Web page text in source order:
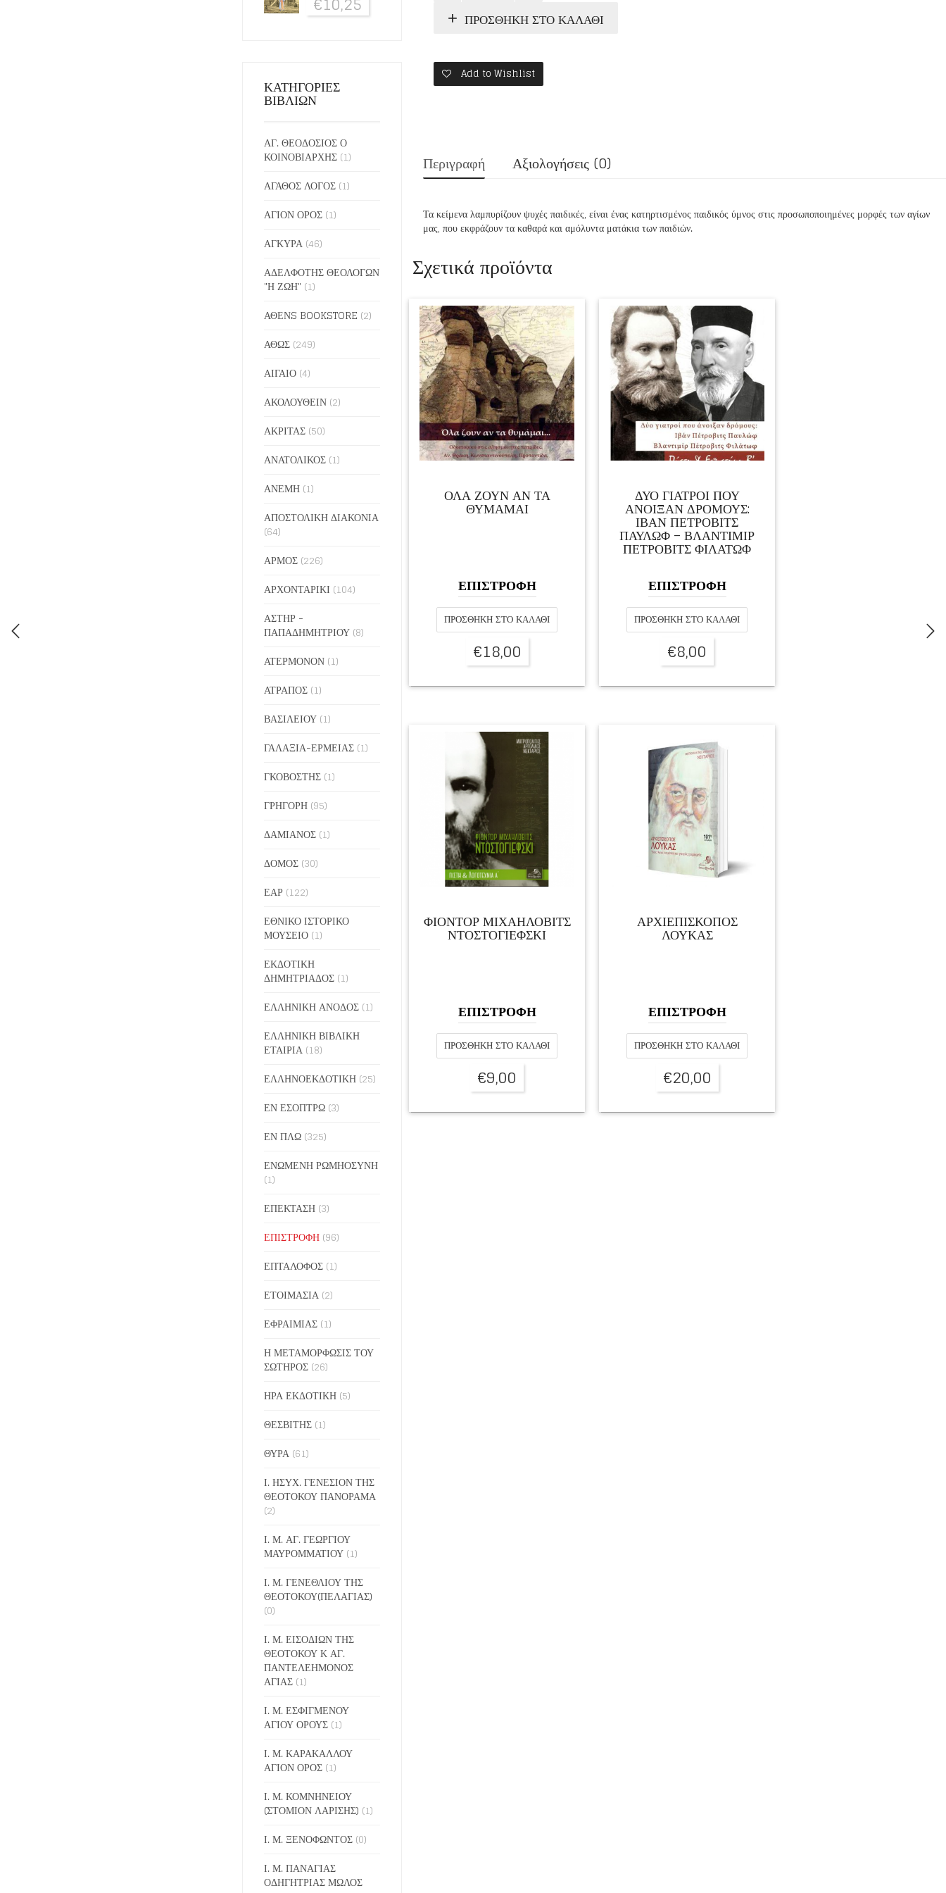
ΠΡΟΣΘΉΚΗ ΣΤΟ ΚΑΛΆΘΙ
Add to Wishlist
Περιγραφή Αξιολογήσεις (0)
Τα κείμενα λαμπυρίζουν ψυχές παιδικές, είναι ένας κατηρτισμένος παιδικός ύμνος στις προσωποποιημένες μορφές των αγίων
μας, που εκφράζουν τα καθαρά και αμόλυντα ματάκια των παιδιών.
Σχετικά προϊόντα
ΟΛΑ ΖΟΥΝ ΑΝ ΤΑ
ΘΥΜΑΜΑΙ
ΕΠΙΣΤΡΟΦΗ
ΠΡΟΣΘΉΚΗ ΣΤΟ ΚΑΛΆΘΙ
€18,00
ΔΥΟ ΓΙΑΤΡΟΙ ΠΟΥ
ΑΝΟΙΞΑΝ ΔΡΟΜΟΥΣ:
ΙΒΆΝ ΠΈΤΡΟΒΙΤΣ
ΠΑΥΛΏΦ – ΒΛΑΝΤΙΜΊΡ
ΠΈΤΡΟΒΙΤΣ ΦΙΛΆΤΩΦ
ΕΠΙΣΤΡΟΦΗ
ΠΡΟΣΘΉΚΗ ΣΤΟ ΚΑΛΆΘΙ
€8,00
ΦΙΟΝΤΟΡ ΜΙΧΑΗΛΟΒΙΤΣ
ΝΤΟΣΤΟΓΙΕΦΣΚΙ
ΕΠΙΣΤΡΟΦΗ
ΠΡΟΣΘΉΚΗ ΣΤΟ ΚΑΛΆΘΙ
€9,00
ΑΡΧΙΕΠΙΣΚΟΠΟΣ
ΛΟΥΚΑΣ
ΕΠΙΣΤΡΟΦΗ
ΠΡΟΣΘΉΚΗ ΣΤΟ ΚΑΛΆΘΙ
€20,00
ΚΑΤΗΓΟΡΙΕΣ
ΒΙΒΛΙΩΝ
ΑΓ. ΘΕΟΔΟΣΙΟΣ Ο
ΚΟΙΝΟΒΙΑΡΧΗΣ (1)
ΑΓΑΘΟΣ ΛΟΓΟΣ (1)
ΑΓΙΟΝ ΟΡΟΣ (1)
ΑΓΚΥΡΑ (46)
ΑΔΕΛΦΟΤΗΣ ΘΕΟΛΟΓΩΝ
"Η ΖΩΗ" (1)
ΑΘΕΝS BOOKSTORE (2)
ΑΘΩΣ (249)
ΑΙΓΑΙΟ (4)
ΑΚΟΛΟΥΘΕΙΝ (2)
ΑΚΡΙΤΑΣ (50)
ΑΝΑΤΟΛΙΚΟΣ (1)
ΑΝΕΜΗ (1)
ΑΠΟΣΤΟΛΙΚΗ ΔΙΑΚΟΝΙΑ
(64)
ΑΡΜΟΣ (226)
ΑΡΧΟΝΤΑΡΙΚΙ (104)
ΑΣΤΗΡ -
ΠΑΠΑΔΗΜΗΤΡΙΟΥ (8)
ΑΤΕΡΜΟΝΟΝ (1)
ΑΤΡΑΠΟΣ (1)
ΒΑΣΙΛΕΙΟΥ (1)
ΓΑΛΑΞΙΑ-ΕΡΜΕΙΑΣ (1)
ΓΚΟΒΟΣΤΗΣ (1)
ΓΡΗΓΟΡΗ (95)
ΔΑΜΙΑΝΟΣ (1)
ΔΟΜΟΣ (30)
ΕΑΡ (122)
ΕΘΝΙΚΟ ΙΣΤΟΡΙΚΟ
ΜΟΥΣΕΙΟ (1)
ΕΚΔΟΤΙΚΗ
ΔΗΜΗΤΡΙΑΔΟΣ (1)
ΕΛΛΗΝΙΚΗ ΑΝΟΔΟΣ (1)
ΕΛΛΗΝΙΚΗ ΒΙΒΛΙΚΗ
ΕΤΑΙΡΙΑ (18)
ΕΛΛΗΝΟΕΚΔΟΤΙΚΗ (25)
ΕΝ ΕΣΟΠΤΡΩ (3)
ΕΝ ΠΛΩ (325)
ΕΝΩΜΕΝΗ ΡΩΜΗΟΣΥΝΗ
(1)
ΕΠΕΚΤΑΣΗ (3)
ΕΠΙΣΤΡΟΦΗ (96)
ΕΠΤΑΛΟΦΟΣ (1)
ΕΤΟΙΜΑΣΙΑ (2)
ΕΦΡΑΙΜΙΑΣ (1)
Η ΜΕΤΑΜΟΡΦΩΣΙΣ ΤΟΥ
ΣΩΤΗΡΟΣ (26)
ΗΡΑ ΕΚΔΟΤΙΚΗ (5)
ΘΕΣΒΙΤΗΣ (1)
ΘΥΡΑ (61)
Ι. ΗΣΥΧ. ΓΕΝΕΣΙΟΝ ΤΗΣ
ΘΕΟΤΟΚΟΥ ΠΑΝΟΡΑΜΑ
(2)
Ι. Μ. ΑΓ. ΓΕΩΡΓΙΟΥ
ΜΑΥΡΟΜΜΑΤΙΟΥ (1)
Ι. Μ. ΓΕΝΕΘΛΙΟΥ ΤΗΣ
ΘΕΟΤΟΚΟΥ(ΠΕΛΑΓΙΑΣ)
(0)
Ι. Μ. ΕΙΣΟΔΙΩΝ ΤΗΣ
ΘΕΟΤΟΚΟΥ Κ ΑΓ.
ΠΑΝΤΕΛΕΗΜΟΝΟΣ
ΑΓΙΑΣ (1)
Ι. Μ. ΕΣΦΙΓΜΕΝΟΥ
ΑΓΙΟΥ ΟΡΟΥΣ (1)
Ι. Μ. ΚΑΡΑΚΑΛΛΟΥ
ΑΓΙΟΝ ΟΡΟΣ (1)
Ι. Μ. ΚΟΜΝΗΝΕΙΟΥ
(ΣΤΟΜΙΟΝ ΛΑΡΙΣΗΣ) (1)
Ι. Μ. ΞΕΝΟΦΩΝΤΟΣ (0)
Ι. Μ. ΠΑΝΑΓΙΑΣ
ΟΔΗΓΗΤΡΙΑΣ ΜΩΛΟΣ